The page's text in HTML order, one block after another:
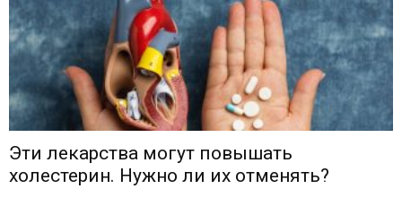
Эти лекарства могут повышать
холестерин. Нужно ли их отменять?